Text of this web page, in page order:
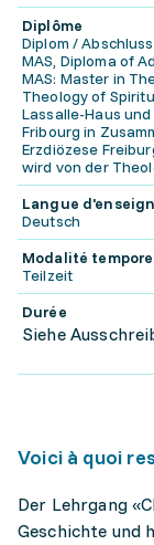
Diplôme
Diplom /
MAS, Diploma of
MAS: Master in
Theology of
Lassalle-Haus
Fribourg in
Erzdiözese
wird von der
Langue
Deutsch
Modalité
Teilzeit
Durée
Siehe
Voici à quoi
Der Lehrgang
Geschichte und